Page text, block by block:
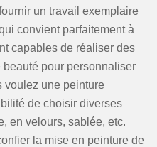
un travail exemplaire
convient parfaitement à
capables de réaliser des
pour personnaliser
voulez une peinture
de choisir diverses
en velours, sablée, etc.
la mise en peinture de